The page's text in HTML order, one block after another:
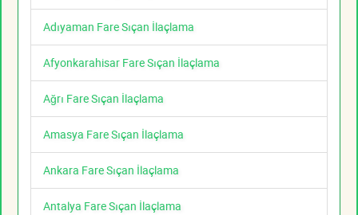
Adıyaman Fare Sıçan İlaçlama
Afyonkarahisar Fare Sıçan İlaçlama
Ağrı Fare Sıçan İlaçlama
Amasya Fare Sıçan İlaçlama
Ankara Fare Sıçan İlaçlama
Antalya Fare Sıçan İlaçlama